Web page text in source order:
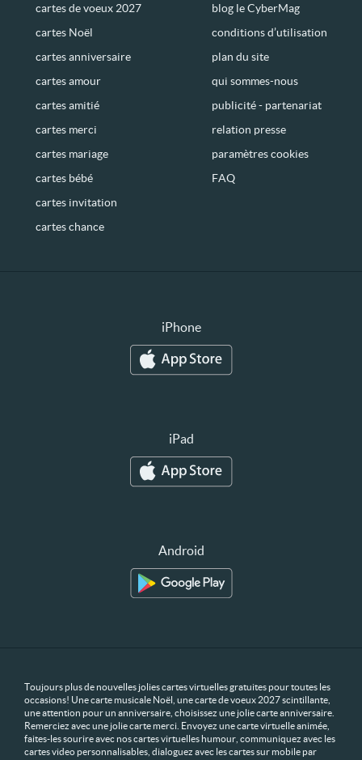
cartes de voeux 2027
cartes Noël
cartes anniversaire
cartes amour
cartes amitié
cartes merci
cartes mariage
cartes bébé
cartes invitation
cartes chance
blog le CyberMag
conditions d’utilisation
plan du site
qui sommes-nous
publicité - partenariat
relation presse
paramètres cookies
FAQ
iPhone
iPad
Android
Toujours plus de nouvelles jolies cartes virtuelles gratuites pour toutes les
occasions! Une carte musicale Noël, une carte de voeux 2027 scintillante,
une attention pour un anniversaire, choisissez une jolie carte anniversaire.
Remerciez avec une jolie carte merci. Envoyez une carte virtuelle animée,
faites-les sourire avec nos cartes virtuelles humour, communiquez avec les
cartes video personnalisables, dialoguez avec les cartes sur mobile par